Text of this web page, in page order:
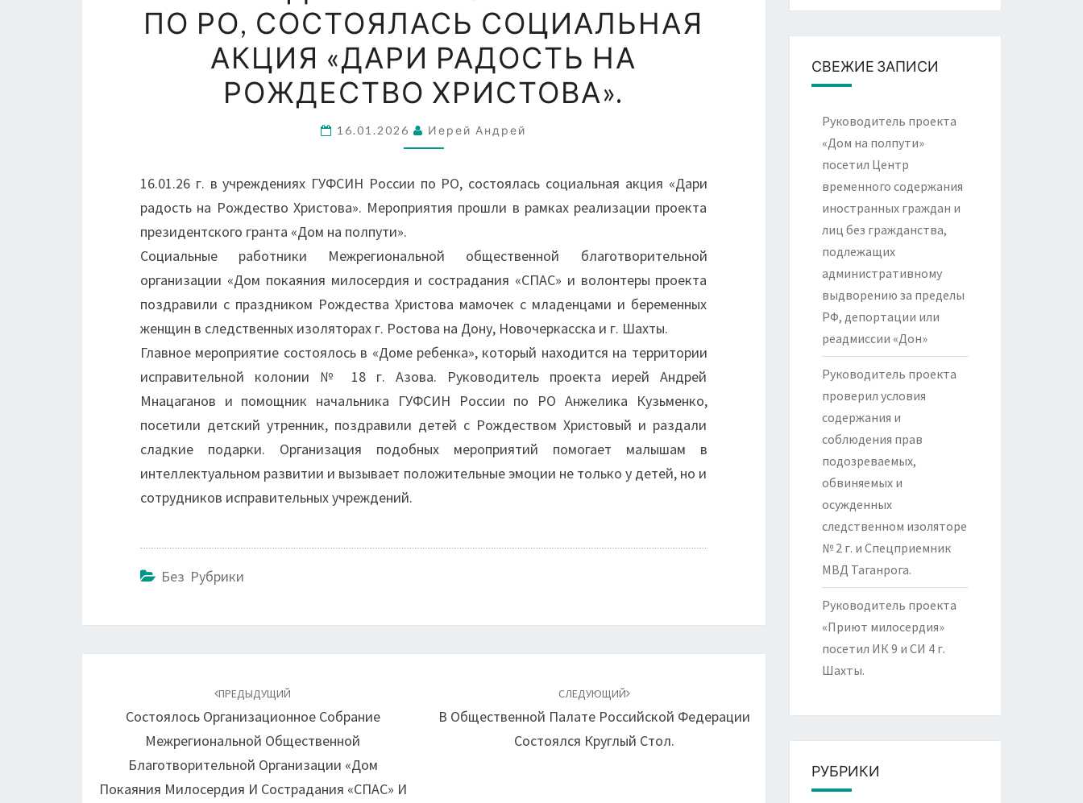
ГУФСИН
РОССИИ
ПО
РО,
СОЦИАЛЬНАЯ
«ДАРИ
РАДОСТЬ
РОЖДЕСТВО
ХРИСТОВА».
ПО РО, СОСТОЯЛАСЬ СОЦИАЛЬНАЯ
АКЦИЯ «ДАРИ РАДОСТЬ НА
РОЖДЕСТВО ХРИСТОВА».
16.01.2026 Иерей Андрей
16.01.26 г. в учреждениях ГУФСИН России по РО, состоялась социальная акция «Дари
радость на Рождество Христова». Мероприятия прошли в рамках реализации проекта
президентского гранта «Дом на полпути».
Социальные работники Межрегиональной общественной благотворительной
организации «Дом покаяния милосердия и сострадания «СПАС» и волонтеры проекта
поздравили с праздником Рождества Христова мамочек с младенцами и беременных
женщин в следственных изоляторах г. Ростова на Дону, Новочеркасска и г. Шахты.
Главное мероприятие состоялось в «Доме ребенка», который находится на территории
исправительной колонии № 18 г. Азова. Руководитель проекта иерей Андрей
Мнацаганов и помощник начальника ГУФСИН России по РО Анжелика Кузьменко,
посетили детский утренник, поздравили детей с Рождеством Христовый и раздали
сладкие подарки. Организация подобных мероприятий помогает малышам в
интеллектуальном развитии и вызывает положительные эмоции не только у детей, но и
сотрудников исправительных учреждений.
Без Рубрики
записям
ПРЕДЫДУЩИЙ
Состоялось Организационное Собрание
Межрегиональной Общественной
Благотворительной Организации «Дом
Покаяния Милосердия И Сострадания «СПАС» И
СЛЕДУЮЩИЙ
В Общественной Палате Российской Федерации
Состоялся Круглый Стол.
СВЕЖИЕ ЗАПИСИ
Руководитель проекта
«Дом на полпути»
посетил Центр
временного содержания
иностранных граждан и
лиц без гражданства,
подлежащих
административному
выдворению за пределы
РФ, депортации или
реадмиссии «Дон»
Руководитель проекта
проверил условия
содержания и
соблюдения прав
подозреваемых,
обвиняемых и
осужденных
следственном изоляторе
№ 2 г. и Спецприемник
МВД Таганрога.
Руководитель проекта
«Приют милосердия»
посетил ИК 9 и СИ 4 г.
Шахты.
РУБРИКИ